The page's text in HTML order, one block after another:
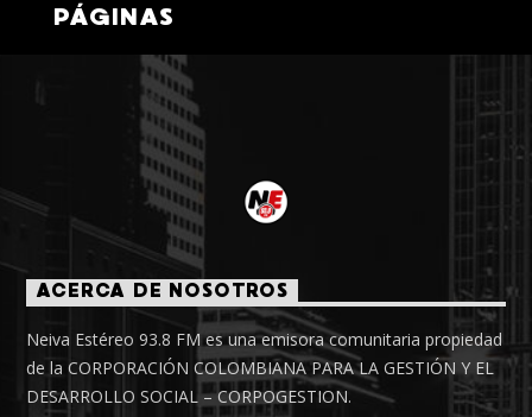
PÁGINAS
ACERCA DE NOSOTROS
Neiva Estéreo 93.8 FM es una emisora comunitaria propiedad
de la CORPORACIÓN COLOMBIANA PARA LA GESTIÓN Y EL
DESARROLLO SOCIAL – CORPOGESTION.